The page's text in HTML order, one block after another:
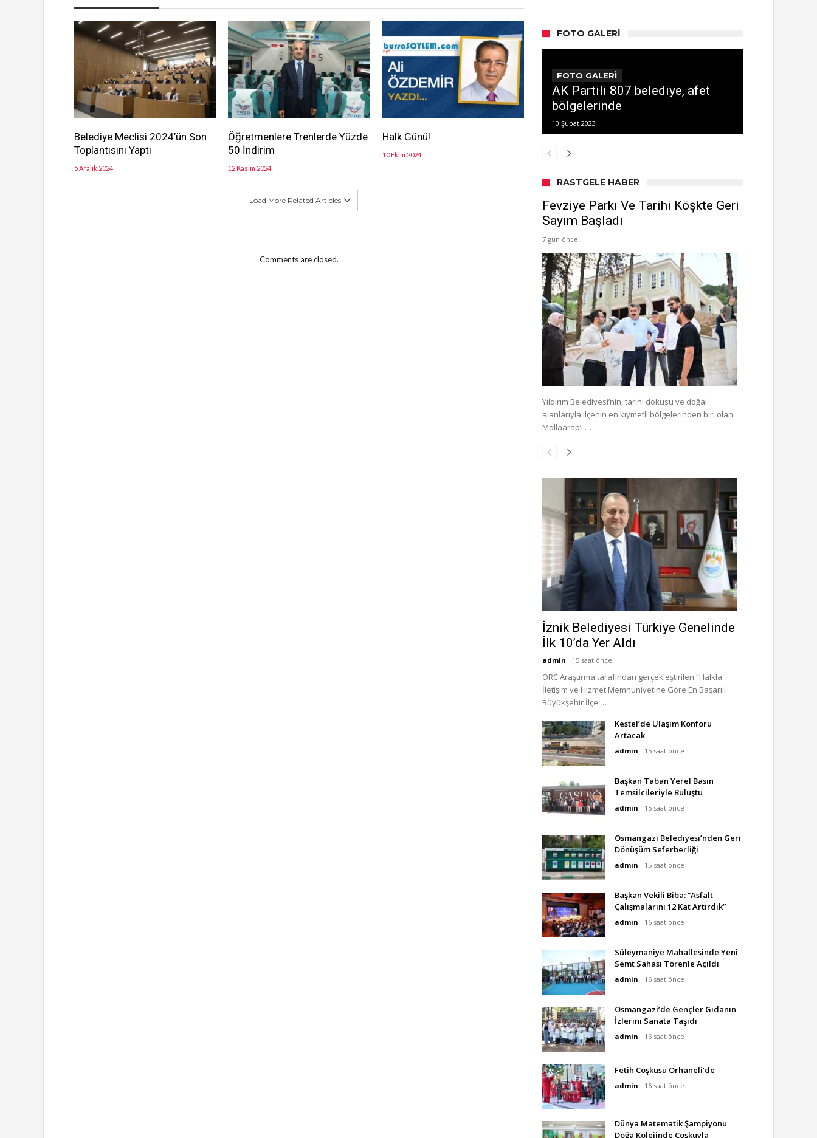
Belediye Meclisi 2024’ün Son
Toplantısını Yaptı
5 Aralık 2024
Öğretmenlere Trenlerde Yüzde
50 İndirim
12 Kasım 2024
Halk Günü!
10 Ekim 2024
Load More Related Articles
Comments are closed.
FOTO GALERI
FOTO GALERİ
AK Partili 807 belediye, afet
bölgelerinde
10 Şubat 2023
RASTGELE HABER
Fevziye Parkı Ve Tarihi Köşkte Geri
Sayım Başladı
7 gün önce
Yıldırım Belediyesi’nin, tarihi dokusu ve doğal
alanlarıyla ilçenin en kıymetli bölgelerinden biri olan
Mollaarap’ı …
İznik Belediyesi Türkiye Genelinde
İlk 10’da Yer Aldı
admin 15 saat önce
ORC Araştırma tarafından gerçekleştirilen “Halkla
İletişim ve Hizmet Memnuniyetine Göre En Başarılı
Büyükşehir İlçe …
Kestel’de Ulaşım Konforu
Artacak
admin 15 saat önce
Başkan Taban Yerel Basın
Temsilcileriyle Buluştu
admin 15 saat önce
Osmangazi Belediyesi’nden Geri
Dönüşüm Seferberliği
admin 15 saat önce
Başkan Vekili Biba: “Asfalt
Çalışmalarını 12 Kat Artırdık”
admin 16 saat önce
Süleymaniye Mahallesinde Yeni
Semt Sahası Törenle Açıldı
admin 16 saat önce
Osmangazi’de Gençler Gıdanın
İzlerini Sanata Taşıdı
admin 16 saat önce
Fetih Coşkusu Orhaneli’de
admin 16 saat önce
Dünya Matematik Şampiyonu
Doğa Kolejinde Coşkuyla